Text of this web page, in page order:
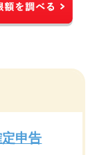
申告